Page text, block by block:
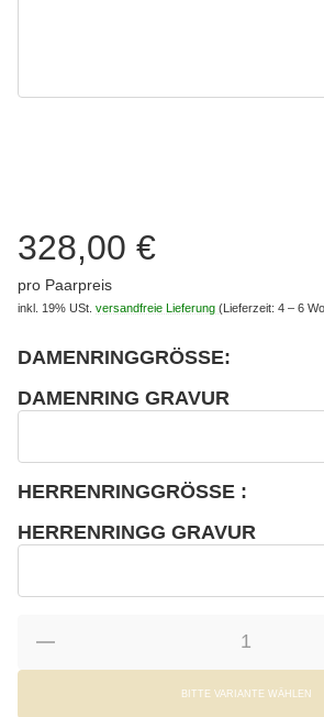
328,00 €
pro Paarpreis
inkl. 19% USt. versandfreie Lieferung (Lieferzeit: 4 – 6
DAMENRINGGRÖSSE:
DAMENRING GRAVUR
HERRENRINGGRÖSSE :
HERRENRINGG GRAVUR
BITTE VARIANTE WÄHLEN